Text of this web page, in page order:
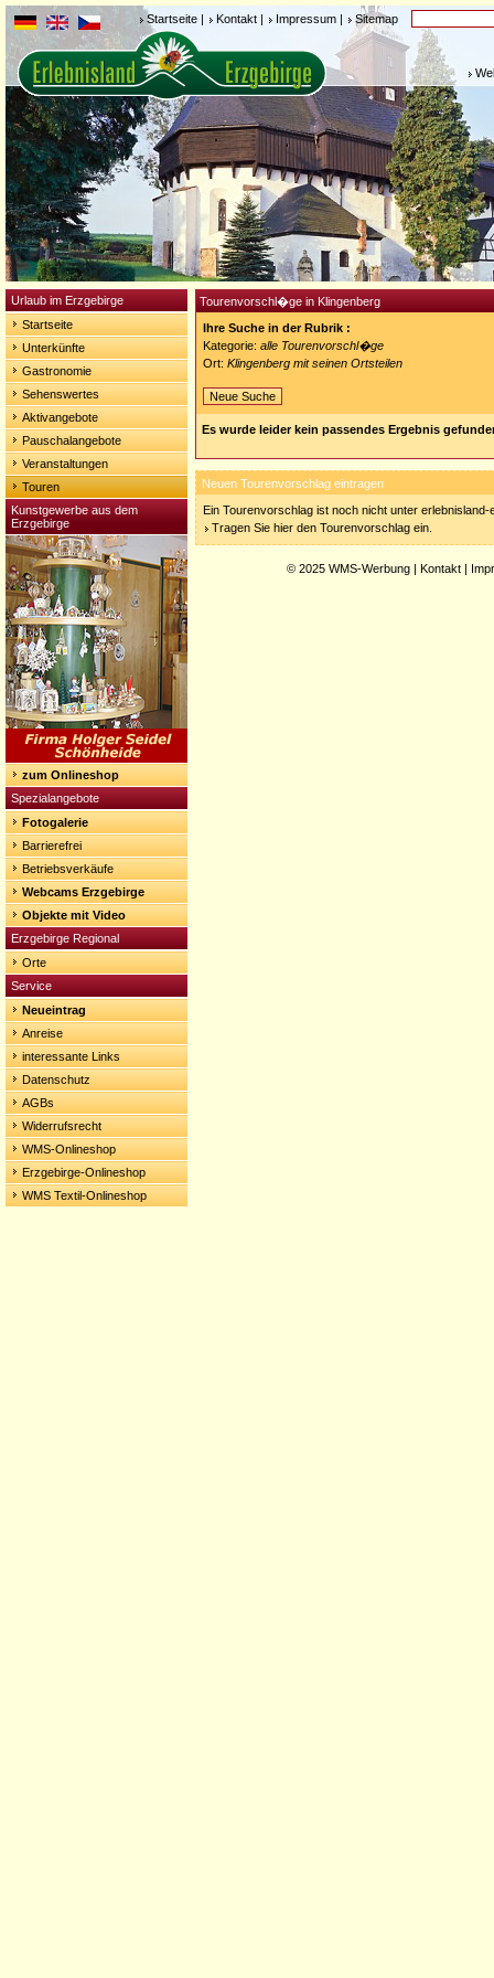
Startseite | Kontakt | Impressum | Sitemap
Urlaub im Erzgebirge
Startseite
Unterkünfte
Gastronomie
Sehenswertes
Aktivangebote
Pauschalangebote
Veranstaltungen
Touren
Kunstgewerbe aus dem
Erzgebirge
zum Onlineshop
Spezialangebote
Fotogalerie
Barrierefrei
Betriebsverkäufe
Webcams Erzgebirge
Objekte mit Video
Erzgebirge Regional
Orte
Service
Neueintrag
Anreise
interessante Links
Datenschutz
AGBs
Widerrufsrecht
WMS-Onlineshop
Erzgebirge-Onlineshop
WMS Textil-Onlineshop
Tourenvorschl�ge in Klingenberg
Ihre Suche in der Rubrik :
Kategorie: alle Tourenvorschl�ge
Ort: Klingenberg mit seinen Ortsteilen
Neue Suche
Es wurde leider kein passendes Ergebnis
Neuen Tourenvorschlag eintragen
Ein Tourenvorschlag ist noch nicht unter
Tragen Sie hier den Tourenvorschlag ein.
© 2025 WMS-Werbung | Kontakt |